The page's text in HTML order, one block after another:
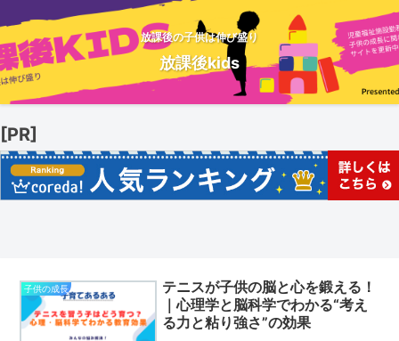
放課後の子供は伸び盛り
放課後kids
[PR]
子供の成長
テニスが子供の脳と心を鍛える！
｜心理学と脳科学でわかる“考え
る力と粘り強さ”の効果